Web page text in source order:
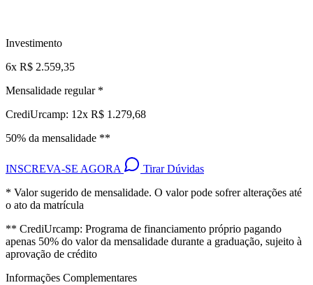
Investimento
6x R$ 2.559,35
Mensalidade regular *
CrediUrcamp: 12x R$ 1.279,68
50% da mensalidade **
INSCREVA-SE AGORA
Tirar Dúvidas
* Valor sugerido de mensalidade. O valor pode sofrer alterações até
o ato da matrícula
** CrediUrcamp: Programa de financiamento próprio pagando
apenas 50% do valor da mensalidade durante a graduação, sujeito à
aprovação de crédito
Informações Complementares